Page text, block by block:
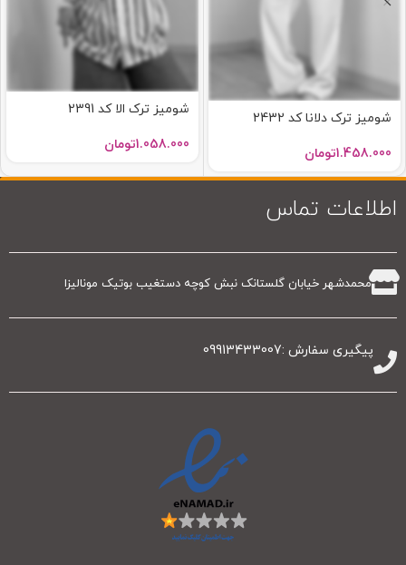
شومیز ترک دلانا کد 2432
1.458.000تومان
شومیز ترک الا کد 2391
1.058.000تومان
اطلاعات تماس
محمدشهر خیابان گلستانک نبش کوچه دستغیب بوتیک مونالیزا
پیگیری سفارش :09913433007